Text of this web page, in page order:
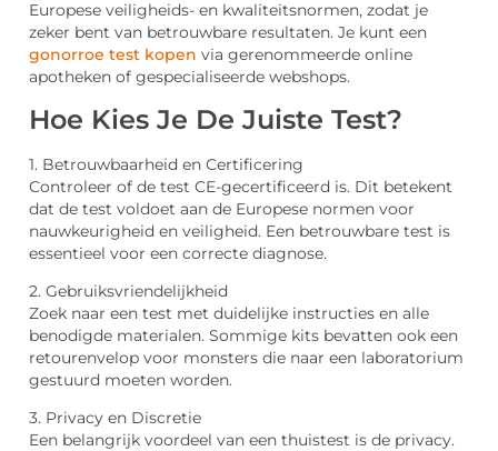
Europese veiligheids- en kwaliteitsnormen, zodat je
zeker bent van betrouwbare resultaten. Je kunt een
gonorroe test kopen via gerenommeerde online
apotheken of gespecialiseerde webshops.
Hoe Kies Je De Juiste Test?
1. Betrouwbaarheid en Certificering
Controleer of de test CE-gecertificeerd is. Dit betekent
dat de test voldoet aan de Europese normen voor
nauwkeurigheid en veiligheid. Een betrouwbare test is
essentieel voor een correcte diagnose.
2. Gebruiksvriendelijkheid
Zoek naar een test met duidelijke instructies en alle
benodigde materialen. Sommige kits bevatten ook een
retourenvelop voor monsters die naar een laboratorium
gestuurd moeten worden.
3. Privacy en Discretie
Een belangrijk voordeel van een thuistest is de privacy.